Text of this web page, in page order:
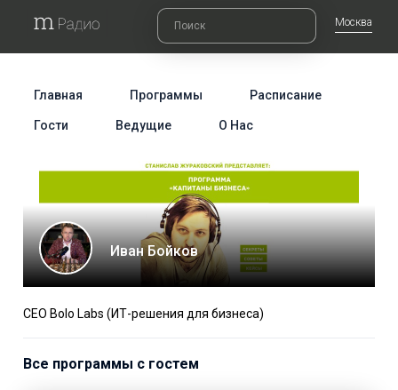
Москва
Главная Программы Расписание
Гости Ведущие О Нас
Иван Бойков
CEO Bolo Labs (ИТ-решения для бизнеса)
Все программы с гостем